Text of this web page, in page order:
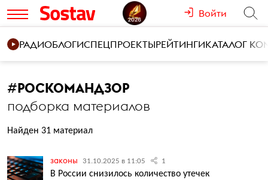
Войти
РАДИОБЛОГИСПЕЦПРОЕКТЫРЕЙТИНГИКАТАЛОГ
#РОСКОМАНДЗОР
подборка материалов
Найден 31 материал
законы 31.10.2025 в 11:05 1
В России снизилось количество утечек